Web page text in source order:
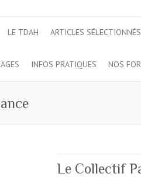
LE TDAH ARTICLES
INFOS PRATIQUES NOS
Le Collectif